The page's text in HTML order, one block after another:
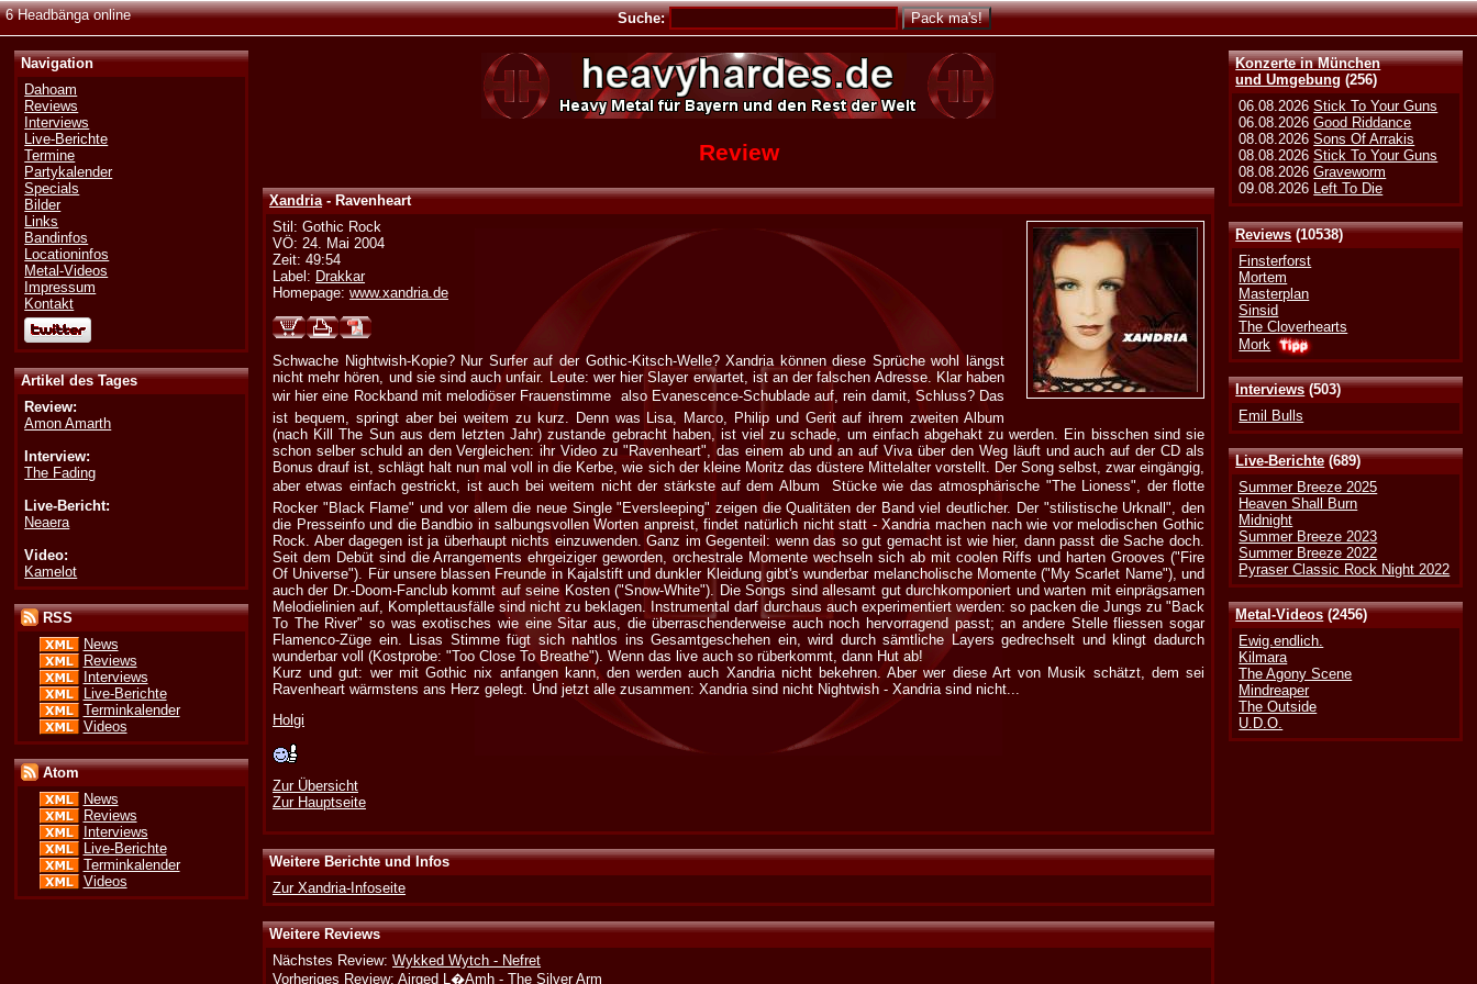
6 Headbänga online Suche:
Konzerte in München
und Umgebung (256)
06.08.2026Stick To Your Guns
06.08.2026Good Riddance
08.08.2026Sons Of Arrakis
08.08.2026Stick To Your Guns
08.08.2026Graveworm
09.08.2026 Left To Die
Reviews(10538)
Finsterforst
Mortem
Masterplan
Sinsid
The Cloverhearts
Mork
Interviews(503)
Emil Bulls
Live-Berichte(689)
Summer Breeze 2025
Heaven Shall Burn
Midnight
Summer Breeze 2023
Summer Breeze 2022
Pyraser Classic Rock Night 2022
Metal-Videos(2456)
Ewig.endlich.
Kilmara
The Agony Scene
Mindreaper
The Outside
U.D.O.
Navigation
Dahoam
Reviews
Interviews
Live-Berichte
Termine
Partykalender
Specials
Bilder
Links
Bandinfos
Locationinfos
Metal-Videos
Impressum
Kontakt
Artikel des Tages
Review:
Amon Amarth
Interview:
The Fading
Live-Bericht:
Neaera
Video:
Kamelot
RSS
News
Reviews
Interviews
Live-Berichte
Terminkalender
Videos
Atom
News
Reviews
Interviews
Live-Berichte
Terminkalender
Videos
Review
Xandria- Ravenheart
Stil: Gothic Rock
VÖ: 24. Mai 2004
Zeit: 49:54
Label: Drakkar
Homepage:www.xandria.de
Schwache Nightwish-Kopie? Nur Surfer auf der Gothic-Kitsch-Welle? Xandria können diese Sprüche wohl längst
nicht mehr hören, und sie sind auch unfair. Leute: wer hier Slayer erwartet, ist an der falschen Adresse. Klar haben
wir hier eine Rockband mit melodiöser Frauenstimme  also Evanescence-Schublade auf, rein damit, Schluss? Das
ist bequem, springt aber bei weitem zu kurz. Denn was Lisa, Marco, Philip und Gerit auf ihrem zweiten Album
(nach Kill The Sun aus dem letzten Jahr) zustande gebracht haben, ist viel zu schade, um einfach abgehakt zu werden. Ein bisschen sind sie
schon selber schuld an den Vergleichen: ihr Video zu "Ravenheart", das einem ab und an auf Viva über den Weg läuft und auch auf der CD als
Bonus drauf ist, schlägt halt nun mal voll in die Kerbe, wie sich der kleine Moritz das düstere Mittelalter vorstellt. Der Song selbst, zwar eingängig,
aber etwas einfach gestrickt, ist auch bei weitem nicht der stärkste auf dem Album  Stücke wie das atmosphärische "The Lioness", der flotte
Rocker "Black Flame" und vor allem die neue Single "Eversleeping" zeigen die Qualitäten der Band viel deutlicher. Der "stilistische Urknall", den
die Presseinfo und die Bandbio in salbungsvollen Worten anpreist, findet natürlich nicht statt - Xandria machen nach wie vor melodischen Gothic
Rock. Aber dagegen ist ja überhaupt nichts einzuwenden. Ganz im Gegenteil: wenn das so gut gemacht ist wie hier, dann passt die Sache doch.
Seit dem Debüt sind die Arrangements ehrgeiziger geworden, orchestrale Momente wechseln sich ab mit coolen Riffs und harten Grooves ("Fire
Of Universe"). Für unsere blassen Freunde in Kajalstift und dunkler Kleidung gibt's wunderbar melancholische Momente ("My Scarlet Name"), und
auch der Dr.-Doom-Fanclub kommt auf seine Kosten ("Snow-White"). Die Songs sind allesamt gut durchkomponiert und warten mit einprägsamen
Melodielinien auf, Komplettausfälle sind nicht zu beklagen. Instrumental darf durchaus auch experimentiert werden: so packen die Jungs zu "Back
To The River" so was exotisches wie eine Sitar aus, die überraschenderweise auch noch hervorragend passt; an andere Stelle fliessen sogar
Flamenco-Züge ein. Lisas Stimme fügt sich nahtlos ins Gesamtgeschehen ein, wird durch sämtliche Layers gedrechselt und klingt dadurch
wunderbar voll (Kostprobe: "Too Close To Breathe"). Wenn das live auch so rüberkommt, dann Hut ab!
Kurz und gut: wer mit Gothic nix anfangen kann, den werden auch Xandria nicht bekehren. Aber wer diese Art von Musik schätzt, dem sei
Ravenheart wärmstens ans Herz gelegt. Und jetzt alle zusammen: Xandria sind nicht Nightwish - Xandria sind nicht...
Holgi
Zur Übersicht
Zur Hauptseite
Weitere Berichte und Infos
Zur Xandria-Infoseite
Weitere Reviews
Nächstes Review:Wykked Wytch - Nefret
Vorheriges Review:Airged L�Amh - The Silver Arm